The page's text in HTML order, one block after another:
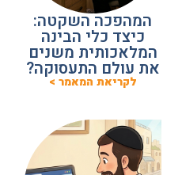
המהפכה השקטה:
כיצד כלי הבינה
המלאכותית משנים
את עולם התעסוקה?
לקריאת המאמר >